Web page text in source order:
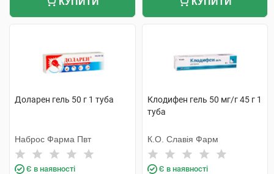
Доларен гель 50 г 1 туба
Наброс Фарма Пвт
Є в наявності
Клодифен гель 50 мг/г 45 г 1
туба
К.О. Славія Фарм
Є в наявності